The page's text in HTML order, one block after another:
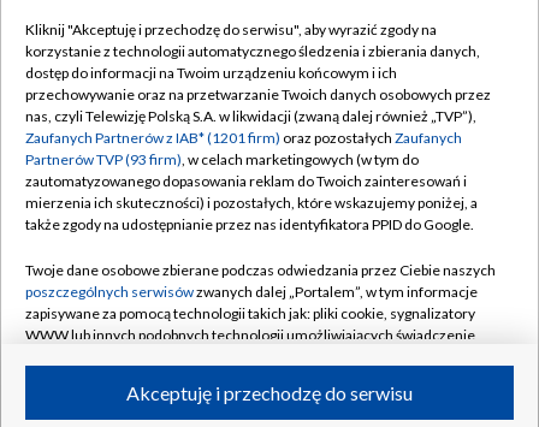
TVP
Abonament TVP
Emisja w TVP
Centrum informacji TVP
Naziemna Telewizja Cyfrowa
Rada Programowa
System NOS
Informacje o nadawcy
Program dla prasy
Regulamin TVP
Polityka prywatności
Moje zgody
Pomoc
Kontakt
Kanały
Kliknij "Akceptuję i przechodzę do serwisu", aby wyrazić zgody na
korzystanie z technologii automatycznego śledzenia i zbierania danych,
dostęp do informacji na Twoim urządzeniu końcowym i ich
przechowywanie oraz na przetwarzanie Twoich danych osobowych przez
nas, czyli Telewizję Polską S.A. w likwidacji (zwaną dalej również „TVP”),
Zaufanych Partnerów z IAB* (1201 firm) oraz pozostałych Zaufanych
Partnerów TVP (93 firm), w celach marketingowych (w tym do
zautomatyzowanego dopasowania reklam do Twoich zainteresowań i
mierzenia ich skuteczności) i pozostałych, które wskazujemy poniżej, a
także zgody na udostępnianie przez nas identyfikatora PPID do Google.
Twoje dane osobowe zbierane podczas odwiedzania przez Ciebie naszych
poszczególnych serwisówzwanych dalej „Portalem”, w tym informacje
zapisywane za pomocą technologii takich jak: pliki cookie, sygnalizatory
WWW lub innych podobnych technologii umożliwiających świadczenie
ruchu w Internecie.Akceptuję i przechodzę do serwisu